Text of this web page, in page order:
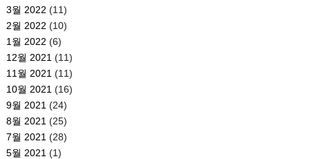
3월 2022 (11)
2월 2022 (10)
1월 2022 (6)
12월 2021 (11)
11월 2021 (11)
10월 2021 (16)
9월 2021 (24)
8월 2021 (25)
7월 2021 (28)
5월 2021 (1)